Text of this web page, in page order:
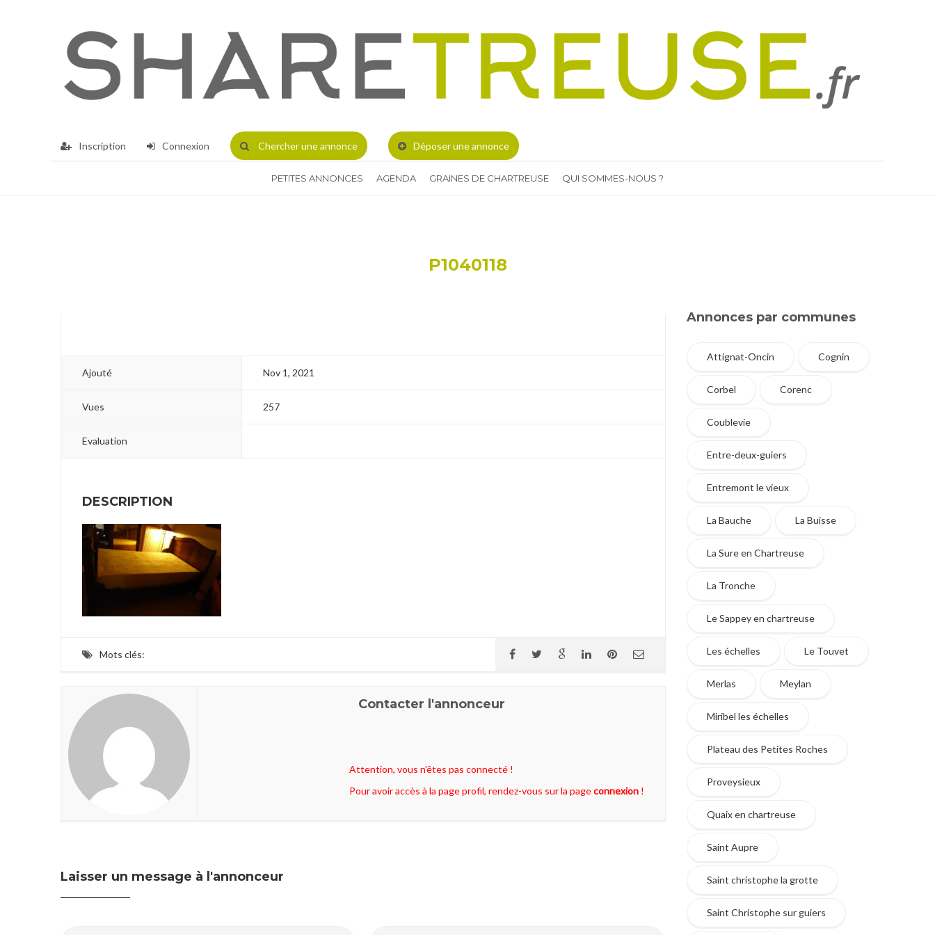
Inscription Connexion Chercherune annonce Déposer une annonce
PETITES ANNONCES AGENDA GRAINES DE CHARTREUSE QUI SOMMES-NOUS ?
P1040118
Ajouté Nov 1, 2021
Vues 257
Evaluation
DESCRIPTION
Mots clés:
Contacter l'annonceur
Attention, vous n'êtes pas connecté !
Pour avoir accès à la page profil, rendez-vous sur la pageconnexion !
Laisser un message à l'annonceur
Annonces par communes
Attignat-Oncin Cognin
Corbel Corenc
Coublevie
Entre-deux-guiers
Entremont le vieux
La Bauche La Buisse
La Sure en Chartreuse
La Tronche
Le Sappey en chartreuse
Les échelles Le Touvet
Merlas Meylan
Miribel les échelles
Plateau des Petites Roches
Proveysieux
Quaix en chartreuse
Saint Aupre
Saint christophe la grotte
Saint Christophe sur guiers